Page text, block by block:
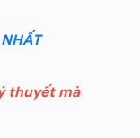
thuyết mà